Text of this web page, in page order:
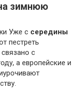
зимнюю
Уже с середины
пестреть
с
а европейские и